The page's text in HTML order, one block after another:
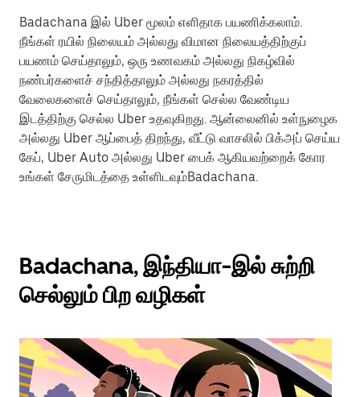
Badachana இல் Uber மூலம் எளிதாக பயணிக்கலாம்.
நீங்கள் ரயில் நிலையம் அல்லது விமான நிலையத்திற்குப்
பயணம் செய்தாலும், ஒரு உணவகம் அல்லது நிகழ்வில்
நண்பர்களைச் சந்தித்தாலும் அல்லது நகரத்தில்
வேலைகளைச் செய்தாலும், நீங்கள் செல்ல வேண்டிய
இடத்திற்கு செல்ல Uber உதவுகிறது. ஆன்லைனில் உள்நுழைக
அல்லது Uber ஆப்பைத் திறந்து, வீட்டு வாசலில் பிக்அப் செய்ய
கேப், Uber Auto அல்லது Uber பைக் ஆகியவற்றைக் கோர
உங்கள் சேருமிடத்தை உள்ளிடவும்Badachana.
Badachana, இந்தியா-இல் சுற்றி
செல்லும் பிற வழிகள்